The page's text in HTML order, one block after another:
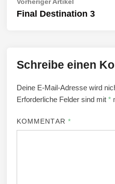
Artikel:
Final Destination 3
Schreibe einen
Deine E-Mail-Adresse wird
Erforderliche Felder sind mit *
KOMMENTAR *